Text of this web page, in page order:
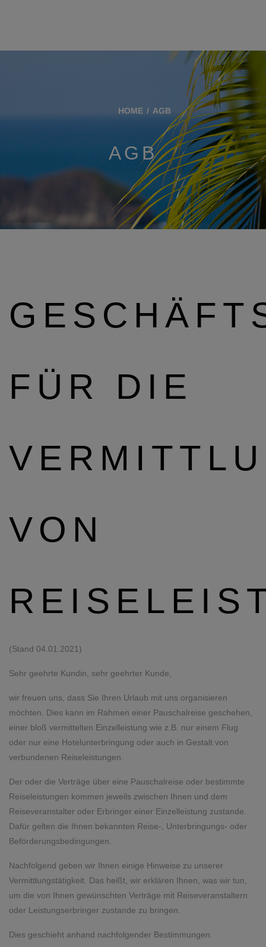
HOME AGB
AGB
FÜR DIE
VON
(Stand 04.01.2021)
Sehr geehrte Kundin, sehr geehrter Kunde,
wir freuen uns, dass Sie Ihren Urlaub mit uns organisieren
möchten. Dies kann im Rahmen einer Pauschalreise geschehen,
einer bloß vermittelten Einzelleistung wie z.B. nur einem Flug
oder nur eine Hotelunterbringung oder auch in Gestalt von
verbundenen Reiseleistungen.
Der oder die Verträge über eine Pauschalreise oder bestimmte
Reiseleistungen kommen jeweils zwischen Ihnen und dem
Reiseveranstalter oder Erbringer einer Einzelleistung zustande.
Dafür gelten die Ihnen bekannten Reise-, Unterbringungs- oder
Beförderungsbedingungen.
Nachfolgend geben wir Ihnen einige Hinweise zu unserer
Vermittlungstätigkeit. Das heißt, wir erklären Ihnen, was wir tun,
um die von Ihnen gewünschten Verträge mit Reiseveranstaltern
oder Leistungserbringer zustande zu bringen.
Dies geschieht anhand nachfolgender Bestimmungen.